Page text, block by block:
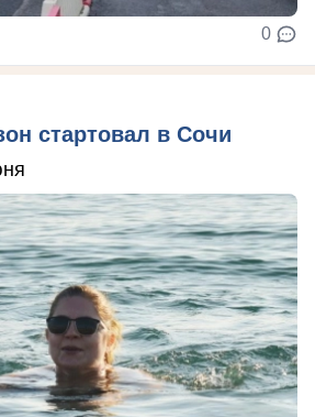
0
стартовал в Сочи